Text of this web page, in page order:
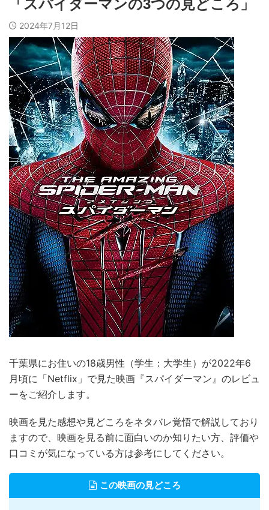
「スパイダーマンの3つの見どころ」
2024年7月12日
千葉県にお住いの18歳男性（学生：大学生）が2022年6
月頃に「Netflix」で見た映画『スパイダーマン』のレビュ
ーをご紹介します。
映画を見た感想や見どころをネタバレ覚悟で解説しており
ますので、映画を見る前に面白いのか知りたい方、評価や
口コミが気になっている方は参考にしてください。
この映画の見どころ